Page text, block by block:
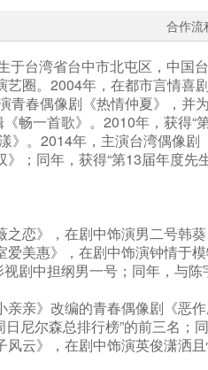
合作流
台湾省台中市北屯区，中国
圈。2004年，在都市言情
春偶像剧《热情仲夏》，
畅一首歌》。2010年，获得
。2014年，主演台湾偶像
；同年，获得“第13届年度先
恋》，在剧中饰演男二号韩
美惠》，在剧中饰演钟情
剧中担纲男一号；同年，与
亲》改编的青春偶像剧《
尼尔森总排行榜”的前三名；
云》，在剧中饰演英俊潇洒且